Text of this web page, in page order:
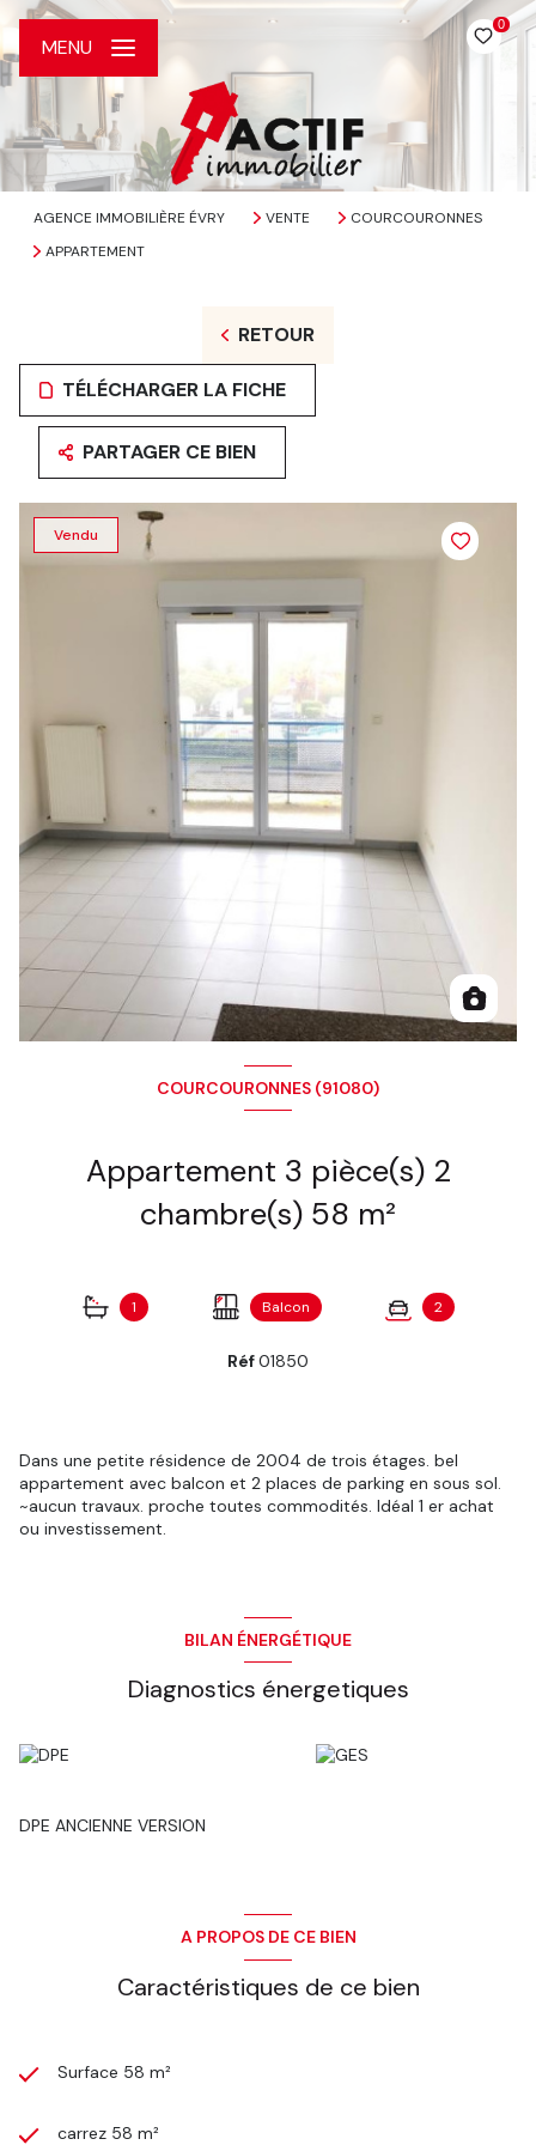
0
MENU
AGENCE IMMOBILIÈRE ÉVRY VENTE
COURCOURONNES
APPARTEMENT
RETOUR
TÉLÉCHARGER LA FICHE
PARTAGER CE BIEN
Vendu
COURCOURONNES (91080)
Appartement 3 pièce(s) 2
chambre(s) 58 m²
1 Balcon 2
Réf01850
Dans une petite résidence de 2004 de trois étages. bel
appartement avec balcon et 2 places de parking en sous sol.
~aucun travaux. proche toutes commodités. Idéal 1 er achat
ou investissement.
BILAN ÉNERGÉTIQUE
Diagnostics énergetiques
DPE ANCIENNE VERSION
A PROPOS DE CE BIEN
Caractéristiques de ce bien
Surface 58 m²
carrez 58 m²